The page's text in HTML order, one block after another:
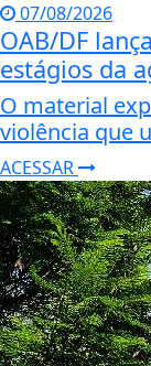
07/08/2026
OAB/DF
estágios da
O material
violência que
ACESSAR